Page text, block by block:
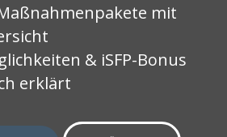
mit
& iSFP-Bonus
erklärt